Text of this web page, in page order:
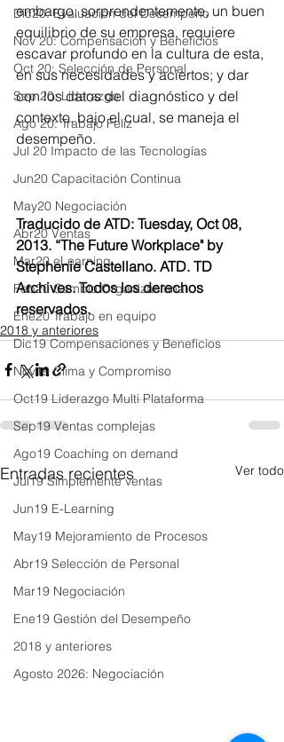
Dic20: Evaluación del Desempeño
Nov 20: Compensación y Beneficios
Oct 20: Selección de Personal
Sep 20: Liderazgo
Ago 20: Trabajo Feliz
Jul 20 Impacto de las Tecnologías
Jun20 Capacitación Continua
May20 Negociación
Abr20 Ventas
Mar20 eLearning
Feb20 Cambio Organizacional
Ene20 Trabajo en equipo
Dic19 Compensaciones y Beneficios
Nov19 Clima y Compromiso
Oct19 Liderazgo Multi Plataforma
Sep19 Ventas complejas
Ago19 Coaching on demand
Jul19 Simplemente ventas
Jun19 E-Learning
May19 Mejoramiento de Procesos
Abr19 Selección de Personal
Mar19 Negociación
Ene19 Gestión del Desempeño
2018 y anteriores
Agosto 2026: Negociación
embargo, sorprendentemente, un buen
equilibrio de su empresa, requiere
escavar profundo en la cultura de esta,
en sus necesidades y aciertos; y dar
con los datos del diagnóstico y del
contexto, bajo el cual, se maneja el
desempeño.
Traducido de ATD: Tuesday, Oct 08,
2013. “The Future Workplace" by
Stephenie Castellano. ATD. TD
Archives. Todos los derechos
reservados.
2018 y anteriores
Entradas recientes Ver todo